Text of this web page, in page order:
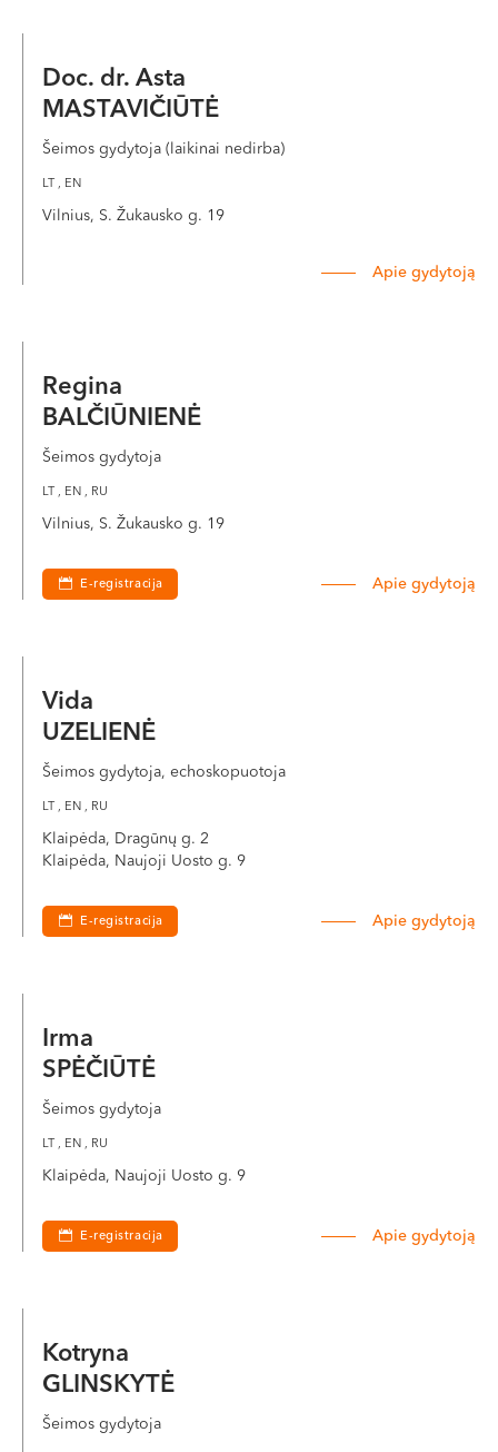
Doc. dr. Asta
MASTAVIČIŪTĖ
Šeimos gydytoja (laikinai nedirba)
LT , EN
Vilnius, S. Žukausko g. 19
Apie gydytoją
Regina
BALČIŪNIENĖ
Šeimos gydytoja
LT , EN , RU
Vilnius, S. Žukausko g. 19
E-registracija Apie gydytoją
Vida
UZELIENĖ
Šeimos gydytoja, echoskopuotoja
LT , EN , RU
Klaipėda, Dragūnų g. 2
Klaipėda, Naujoji Uosto g. 9
E-registracija Apie gydytoją
Irma
SPĖČIŪTĖ
Šeimos gydytoja
LT , EN , RU
Klaipėda, Naujoji Uosto g. 9
E-registracija Apie gydytoją
Kotryna
GLINSKYTĖ
Šeimos gydytoja